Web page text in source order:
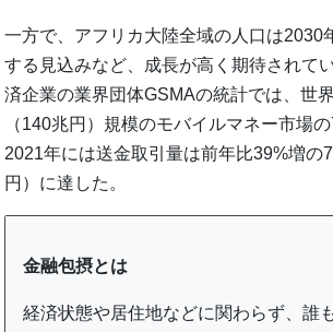
一方で、アフリカ大陸全域の人口は2030
する見込みなど、成長が高く期待されて
済企業の業界団体GSMAの統計では、世
（140兆円）規模のモバイルマネー市場
2021年には送金取引量は前年比39%増の
円）に達した。
金融包摂とは
経済状態や居住地などに関わらず、誰